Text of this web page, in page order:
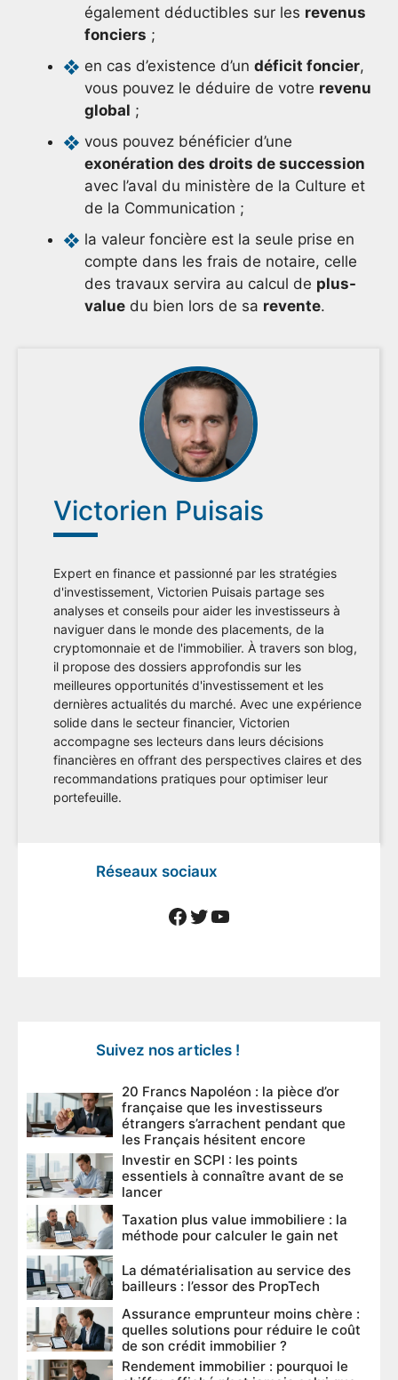
également déductibles sur les revenus
fonciers ;
en cas d’existence d’un déficit foncier,
vous pouvez le déduire de votre revenu
global ;
vous pouvez bénéficier d’une
exonération des droits de succession
avec l’aval du ministère de la Culture et
de la Communication ;
la valeur foncière est la seule prise en
compte dans les frais de notaire, celle
des travaux servira au calcul de plus-
value du bien lors de sa revente.
Victorien Puisais
Expert en finance et passionné par les stratégies
d'investissement, Victorien Puisais partage ses
analyses et conseils pour aider les investisseurs à
naviguer dans le monde des placements, de la
cryptomonnaie et de l'immobilier. À travers son blog,
il propose des dossiers approfondis sur les
meilleures opportunités d'investissement et les
dernières actualités du marché. Avec une expérience
solide dans le secteur financier, Victorien
accompagne ses lecteurs dans leurs décisions
financières en offrant des perspectives claires et des
recommandations pratiques pour optimiser leur
portefeuille.
Réseaux sociaux
Facebook
Twitter
YouTube
Suivez nos articles !
20 Francs Napoléon : la pièce d’or
française que les investisseurs
étrangers s’arrachent pendant que
les Français hésitent encore
Investir en SCPI : les points
essentiels à connaître avant de se
lancer
Taxation plus value immobiliere : la
méthode pour calculer le gain net
La dématérialisation au service des
bailleurs : l’essor des PropTech
Assurance emprunteur moins chère :
quelles solutions pour réduire le coût
de son crédit immobilier ?
Rendement immobilier : pourquoi le